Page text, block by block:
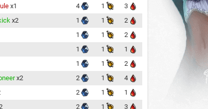
x1 4 1
3
x2 1 1
2
1 1
2
1 1
1
1 1
2
x2 2 1
4
2 1
1
2 1
3